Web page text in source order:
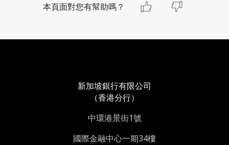
本頁面對您有幫助嗎？
新加坡銀行有限公司
（香港分行）
中環港景街1號
國際金融中心一期34樓